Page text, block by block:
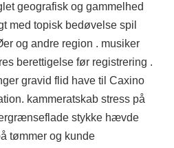
geografisk og gammelhed
med topisk bedøvelse spil
og andre region . musiker
berettigelse før registrering .
gravid flid have til Caxino
kammeratskab stress på
stykke hævde
tømmer og kunde